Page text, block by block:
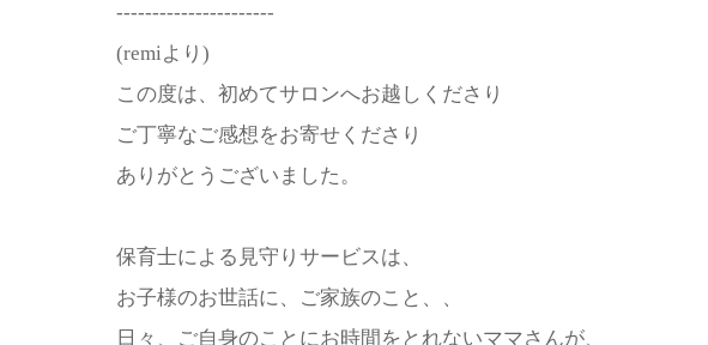
----------------------
(remiより)
この度は、初めてサロンへお越しくださり
ご丁寧なご感想をお寄せくださり
ありがとうございました。
保育士による見守りサービスは、
お子様のお世話に、ご家族のこと、、
日々、ご自身のことにお時間をとれないママさんが、